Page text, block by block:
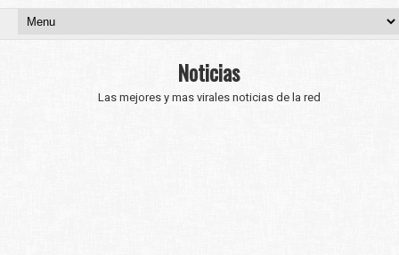
Noticias
Las mejores y mas virales noticias de la red